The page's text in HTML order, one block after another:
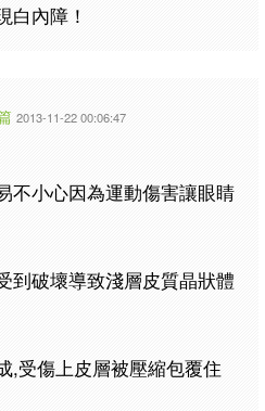
白內障！
2013-11-22 00:06:47
不小心因為運動傷害讓眼睛
到破壞導致淺層皮質晶狀體
,受傷上皮層被壓縮包覆住